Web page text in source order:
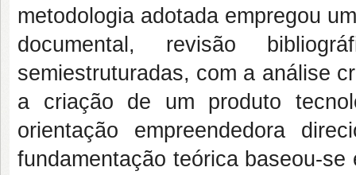
metodologia adotada empregou
documental, revisão
semiestruturadas, com a análise
a criação de um produto
orientação empreendedora
fundamentação teórica baseou-